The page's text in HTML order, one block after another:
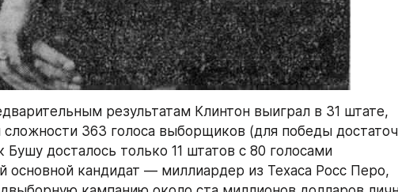
совершена была в Америке «бархатная революция»: устав
традиций, которые явно утратили свою полезность
когда весь мир вокруг Соединенных Штатов начал
сами Соединенные Штаты вроде как застыли на месте,
себе лидеров, качественно иных, чем были раньше.
Клинтона, Америка проголосовала за перемены,
губернатор из Арканзаса. Протест против статус-
мощным, что к участкам для голосования пришли
по размерам толпы избирателей, подчас отстоявшие